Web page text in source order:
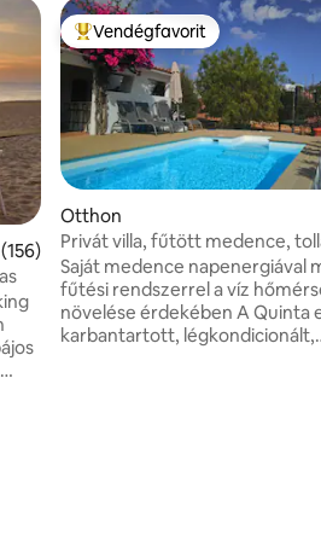
értékelés: 5/4,92, 156 vélemény
Kiemelt vendégfavorit
Vendégfavorit
Otthon
Privát villa, fűtött medence,
pingpong +
Saját medence napenergiával
fűtési rendszerrel a víz
növelése érdekében A Quinta egy jól
karbantartott, légkondicionált,